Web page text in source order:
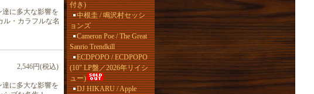
に多大な影響を
ル・カラフルな名
2,546円(税込)
に多大な影響を
付き)
中根圭 / 鳴沢村セッシ
ョンズ
Cameron Poe / The Great
Sanrio Trendkill
ECDPOPO / ECDPOPO
(10" LP盤／2026年リイシ
ュー)
DJ HIKARU / Apple